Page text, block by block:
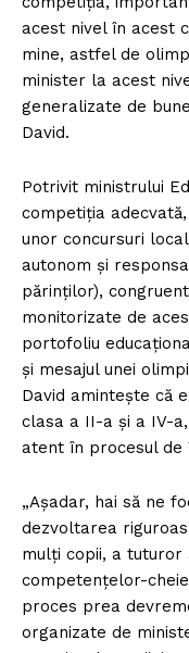
acest nivel în acest
mine, astfel de
minister la acest
generalizate de
David.
Potrivit ministrului
competiția
unor concursuri
autonom și
părinților),
monitorizate de
portofoliu
și mesajul unei
David amintește că
clasa a II-a și a IV-
atent în procesul de
„Așadar, hai să ne
dezvoltarea
mulți copii, a
competențelor-
proces prea
organizate de